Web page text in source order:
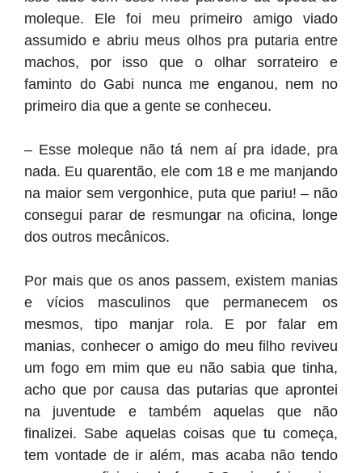
moleque. Ele foi meu primeiro amigo viado
assumido e abriu meus olhos pra putaria entre
machos, por isso que o olhar sorrateiro e
faminto do Gabi nunca me enganou, nem no
primeiro dia que a gente se conheceu.
– Esse moleque não tá nem aí pra idade, pra
nada. Eu quarentão, ele com 18 e me manjando
na maior sem vergonhice, puta que pariu! – não
consegui parar de resmungar na oficina, longe
dos outros mecânicos.
Por mais que os anos passem, existem manias
e vícios masculinos que permanecem os
mesmos, tipo manjar rola. E por falar em
manias, conhecer o amigo do meu filho reviveu
um fogo em mim que eu não sabia que tinha,
acho que por causa das putarias que aprontei
na juventude e também aquelas que não
finalizei. Sabe aquelas coisas que tu começa,
tem vontade de ir além, mas acaba não tendo